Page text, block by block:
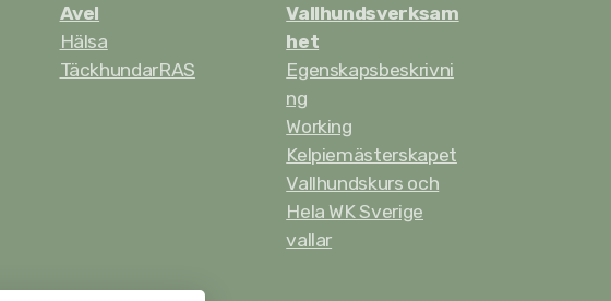
Avel
Hälsa
TäckhundarRAS
Vallhundsverksam
het
Egenskapsbeskrivni
ng
Working
Kelpiemästerskapet
Vallhundskurs och
Hela WK Sverige
vallar